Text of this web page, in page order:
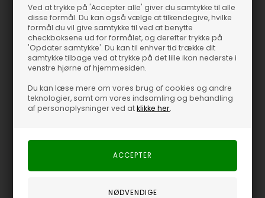
Ved at trykke på 'Accepter alle' giver du samtykke til alle
disse formål. Du kan også vælge at tilkendegive, hvilke
formål du vil give samtykke til ved at benytte
checkboksene ud for formålet, og derefter trykke på
'Opdater samtykke'. Du kan til enhver tid trække dit
samtykke tilbage ved at trykke på det lille ikon nederste i
venstre hjørne af hjemmesiden.
Du kan læse mere om vores brug af cookies og andre
teknologier, samt om vores indsamling og behandling
af personoplysninger ved atklikke her.